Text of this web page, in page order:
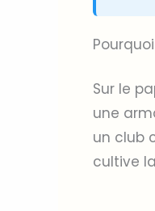
Sur le
une
un club
cultive